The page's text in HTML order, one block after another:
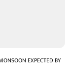
EXPECTED BY